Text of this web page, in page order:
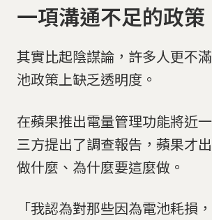
一項溝通不足的政策
其實比起陰謀論，許多人更不
池政策上缺乏透明度。
在蘋果推出電量管理功能將近
三方提出了調查報告，蘋果才
做什麼、為什麼要這麼做。
「我認為對那些因為電池耗損